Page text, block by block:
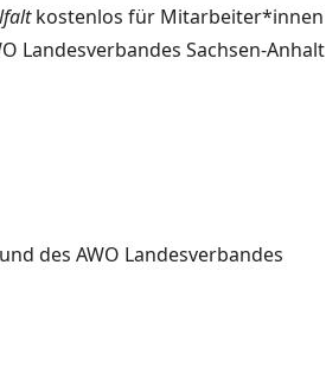
kostenlos für Mitarbeiter*innen
Landesverbandes Sachsen-Anhalt
des AWO Landesverbandes